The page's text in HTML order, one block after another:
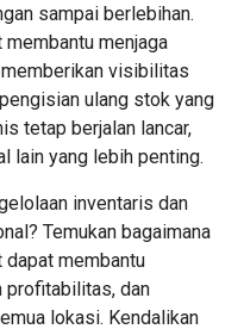
sampai berlebihan.
menjaga
visibilitas
ulang stok yang
tetap berjalan lancar,
lain yang lebih penting.
inventaris dan
Temukan bagaimana
dapat membantu
profitabilitas, dan
lokasi. Kendalikan